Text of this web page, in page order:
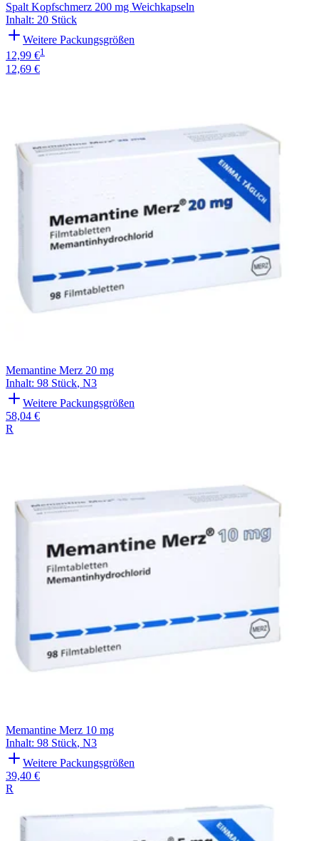
Spalt Kopfschmerz 200 mg Weichkapseln
Inhalt: 20 Stück
Weitere Packungsgrößen
12,99 €1
12,69 €
Memantine Merz 20 mg
Inhalt: 98 Stück, N3
Weitere Packungsgrößen
58,04 €
R
Memantine Merz 10 mg
Inhalt: 98 Stück, N3
Weitere Packungsgrößen
39,40 €
R